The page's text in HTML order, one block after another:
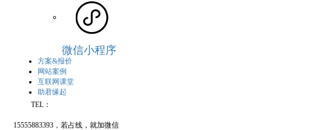
微信小程序
方案&报价
网站案例
互联网课堂
助君缘起
TEL：
15555883393，若占线，就加微信